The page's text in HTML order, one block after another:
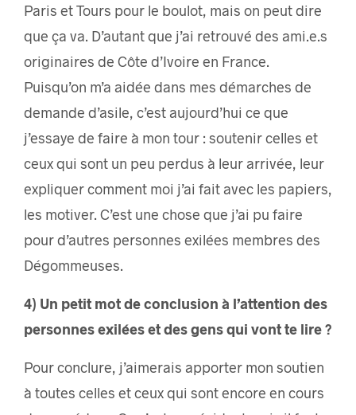
Paris et Tours pour le boulot, mais on peut dire
que ça va. D’autant que j’ai retrouvé des ami.e.s
originaires de Côte d’Ivoire en France.
Puisqu’on m’a aidée dans mes démarches de
demande d’asile, c’est aujourd’hui ce que
j’essaye de faire à mon tour : soutenir celles et
ceux qui sont un peu perdus à leur arrivée, leur
expliquer comment moi j’ai fait avec les papiers,
les motiver. C’est une chose que j’ai pu faire
pour d’autres personnes exilées membres des
Dégommeuses.
4) Un petit mot de conclusion à l’attention des
personnes exilées et des gens qui vont te lire ?
Pour conclure, j’aimerais apporter mon soutien
à toutes celles et ceux qui sont encore en cours